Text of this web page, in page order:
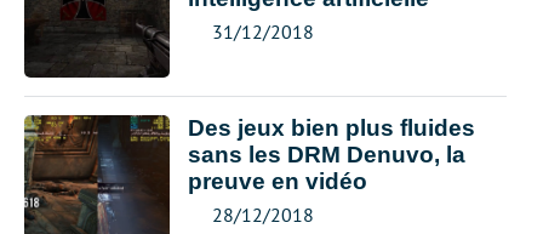
31/12/2018
Des jeux bien plus fluides
sans les DRM Denuvo, la
preuve en vidéo
28/12/2018